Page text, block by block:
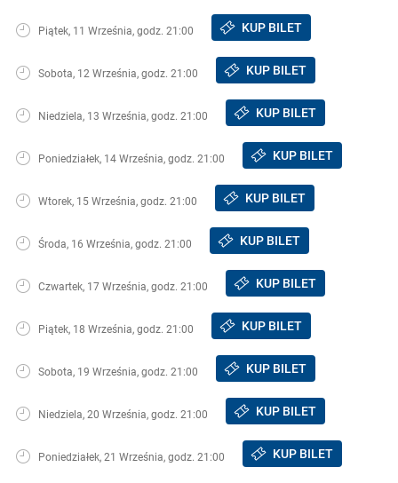
Piątek, 11 Września, godz. 21:00 KUP BILET
Sobota, 12 Września, godz. 21:00 KUP BILET
Niedziela, 13 Września, godz. 21:00 KUP BILET
Poniedziałek, 14 Września, godz. 21:00 KUP BILET
Wtorek, 15 Września, godz. 21:00 KUP BILET
Środa, 16 Września, godz. 21:00 KUP BILET
Czwartek, 17 Września, godz. 21:00 KUP BILET
Piątek, 18 Września, godz. 21:00 KUP BILET
Sobota, 19 Września, godz. 21:00 KUP BILET
Niedziela, 20 Września, godz. 21:00 KUP BILET
Poniedziałek, 21 Września, godz. 21:00 KUP BILET